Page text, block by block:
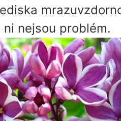
nejsou problém.